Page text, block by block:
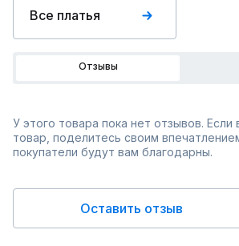
Все платья
Отзывы
У этого товара пока нет отзывов. Если
товар, поделитесь своим
покупатели будут вам благодарны.
Оставить отзыв